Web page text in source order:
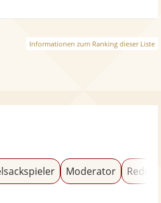
Informationen zum Ranking dieser Liste
Moderator